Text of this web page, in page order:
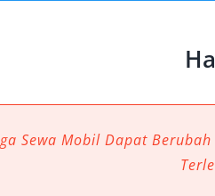
yang mampu
profesional, pelancong,
kualitas dan
Kelas
Sewa Mobil Dapat